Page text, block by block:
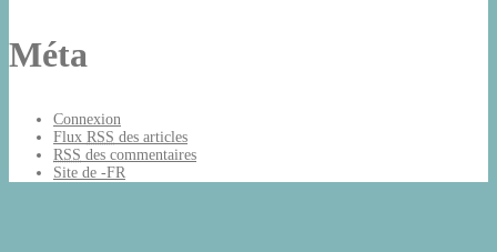
Méta
Connexion
Flux RSS des articles
RSS des commentaires
Site de -FR